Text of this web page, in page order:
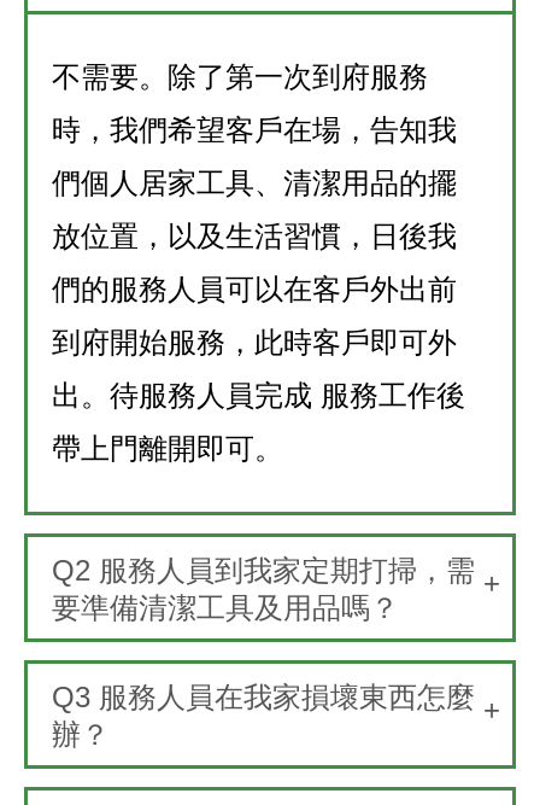
不需要。除了第一次到府服務
時，我們希望客戶在場，告知我
們個人居家工具、清潔用品的擺
放位置，以及生活習慣，日後我
們的服務人員可以在客戶外出前
到府開始服務，此時客戶即可外
出。待服務人員完成 服務工作後
帶上門離開即可。
Q2 服務人員到我家定期打掃，需
要準備清潔工具及用品嗎？
Q3 服務人員在我家損壞東西怎麼
辦？